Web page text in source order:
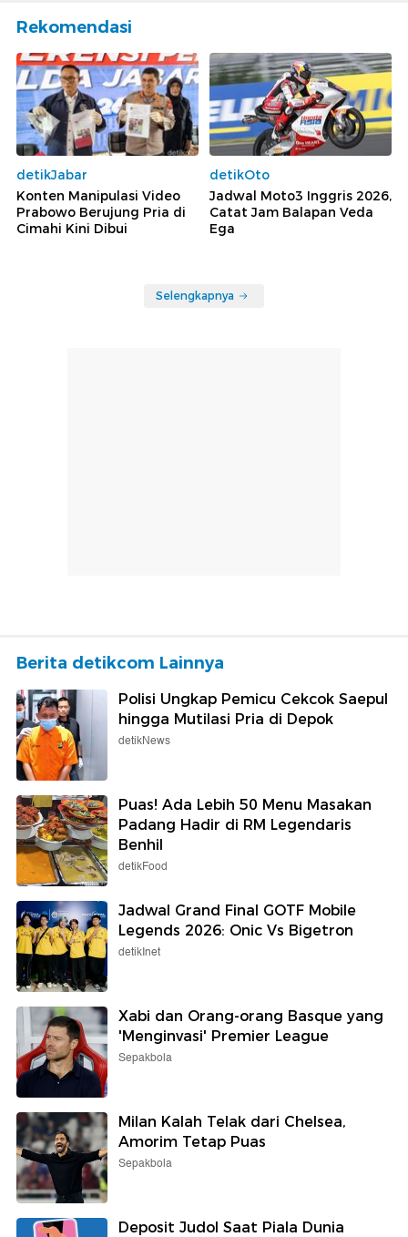
Rekomendasi
detikJabar
Konten Manipulasi Video
Prabowo Berujung Pria di
Cimahi Kini Dibui
detikOto
Jadwal Moto3 Inggris 2026,
Catat Jam Balapan Veda
Ega
Selengkapnya
Berita detikcom Lainnya
Polisi Ungkap Pemicu Cekcok Saepul
hingga Mutilasi Pria di Depok
detikNews
Puas! Ada Lebih 50 Menu Masakan
Padang Hadir di RM Legendaris
Benhil
detikFood
Jadwal Grand Final GOTF Mobile
Legends 2026: Onic Vs Bigetron
detikInet
Xabi dan Orang-orang Basque yang
'Menginvasi' Premier League
Sepakbola
Milan Kalah Telak dari Chelsea,
Amorim Tetap Puas
Sepakbola
Deposit Judol Saat Piala Dunia